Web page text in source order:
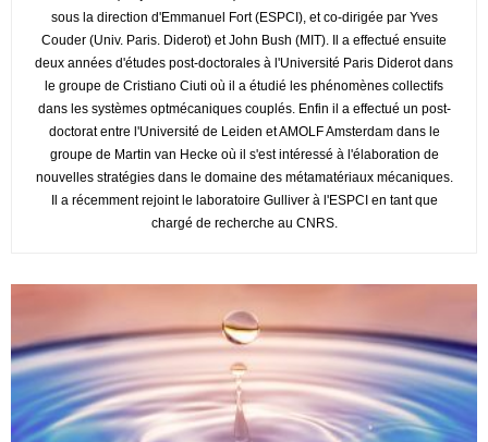
sous la direction d'Emmanuel Fort (ESPCI), et co-dirigée par Yves
Couder (Univ. Paris. Diderot) et John Bush (MIT). Il a effectué ensuite
deux années d'études post-doctorales à l'Université Paris Diderot dans
le groupe de Cristiano Ciuti où il a étudié les phénomènes collectifs
dans les systèmes optmécaniques couplés. Enfin il a effectué un post-
doctorat entre l'Université de Leiden et AMOLF Amsterdam dans le
groupe de Martin van Hecke où il s'est intéressé à l'élaboration de
nouvelles stratégies dans le domaine des métamatériaux mécaniques.
Il a récemment rejoint le laboratoire Gulliver à l'ESPCI en tant que
chargé de recherche au CNRS.